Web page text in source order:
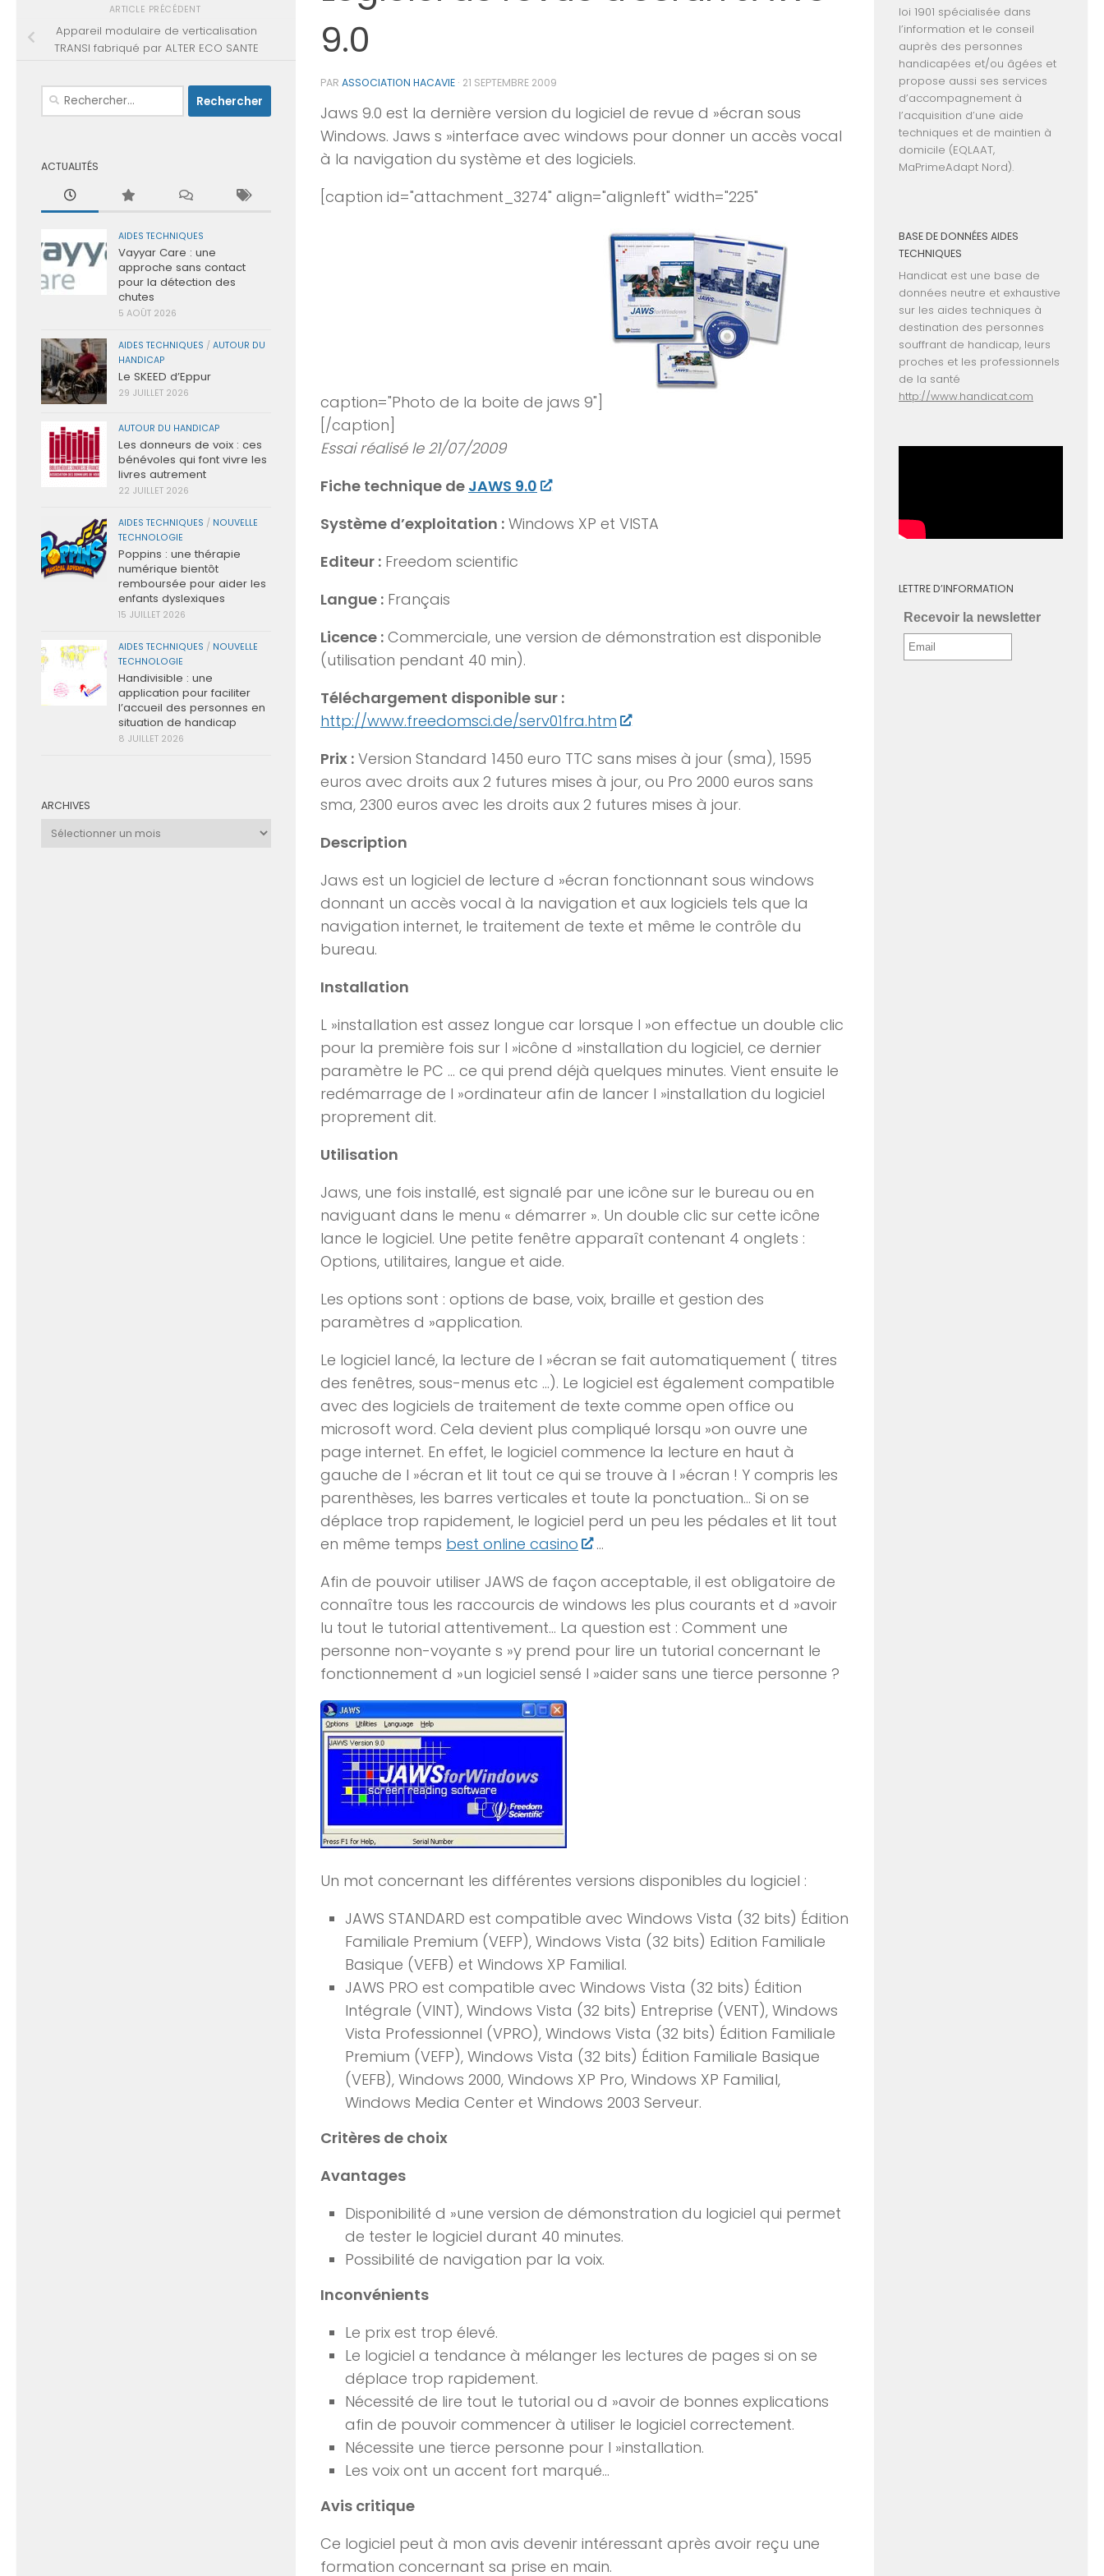
9.0
PAR ASSOCIATION HACAVIE · 21 SEPTEMBRE 2009
Jaws 9.0 est la dernière version du logiciel de revue d »écran sous
Windows. Jaws s »interface avec windows pour donner un accès vocal
à la navigation du système et des logiciels.
[caption id="attachment_3274" align="alignleft" width="225"
caption="Photo de la boite de jaws 9"]
[/caption]
Essai réalisé le 21/07/2009
Fiche technique de JAWS 9.0
Système d’exploitation : Windows XP et VISTA
Editeur : Freedom scientific
Langue : Français
Licence : Commerciale, une version de démonstration est disponible
(utilisation pendant 40 min).
Téléchargement disponible sur :
http://www.freedomsci.de/serv01fra.htm
Prix : Version Standard 1450 euro TTC sans mises à jour (sma), 1595
euros avec droits aux 2 futures mises à jour, ou Pro 2000 euros sans
sma, 2300 euros avec les droits aux 2 futures mises à jour.
Description
Jaws est un logiciel de lecture d »écran fonctionnant sous windows
donnant un accès vocal à la navigation et aux logiciels tels que la
navigation internet, le traitement de texte et même le contrôle du
bureau.
Installation
L »installation est assez longue car lorsque l »on effectue un double clic
pour la première fois sur l »icône d »installation du logiciel, ce dernier
paramètre le PC … ce qui prend déjà quelques minutes. Vient ensuite le
redémarrage de l »ordinateur afin de lancer l »installation du logiciel
proprement dit.
Utilisation
Jaws, une fois installé, est signalé par une icône sur le bureau ou en
naviguant dans le menu « démarrer ». Un double clic sur cette icône
lance le logiciel. Une petite fenêtre apparaît contenant 4 onglets :
Options, utilitaires, langue et aide.
Les options sont : options de base, voix, braille et gestion des
paramètres d »application.
Le logiciel lancé, la lecture de l »écran se fait automatiquement ( titres
des fenêtres, sous-menus etc …). Le logiciel est également compatible
avec des logiciels de traitement de texte comme open office ou
microsoft word. Cela devient plus compliqué lorsqu »on ouvre une
page internet. En effet, le logiciel commence la lecture en haut à
gauche de l »écran et lit tout ce qui se trouve à l »écran ! Y compris les
parenthèses, les barres verticales et toute la ponctuation… Si on se
déplace trop rapidement, le logiciel perd un peu les pédales et lit tout
en même temps best online casino
…
Afin de pouvoir utiliser JAWS de façon acceptable, il est obligatoire de
connaître tous les raccourcis de windows les plus courants et d »avoir
lu tout le tutorial attentivement… La question est : Comment une
personne non-voyante s »y prend pour lire un tutorial concernant le
fonctionnement d »un logiciel sensé l »aider sans une tierce personne ?
Un mot concernant les différentes versions disponibles du logiciel :
JAWS STANDARD est compatible avec Windows Vista (32 bits) Édition
Familiale Premium (VEFP), Windows Vista (32 bits) Edition Familiale
Basique (VEFB) et Windows XP Familial.
JAWS PRO est compatible avec Windows Vista (32 bits) Édition
Intégrale (VINT), Windows Vista (32 bits) Entreprise (VENT), Windows
Vista Professionnel (VPRO), Windows Vista (32 bits) Édition Familiale
Premium (VEFP), Windows Vista (32 bits) Édition Familiale Basique
(VEFB), Windows 2000, Windows XP Pro, Windows XP Familial,
Windows Media Center et Windows 2003 Serveur.
Critères de choix
Avantages
Disponibilité d »une version de démonstration du logiciel qui permet
de tester le logiciel durant 40 minutes.
Possibilité de navigation par la voix.
Inconvénients
Le prix est trop élevé.
Le logiciel a tendance à mélanger les lectures de pages si on se
déplace trop rapidement.
Nécessité de lire tout le tutorial ou d »avoir de bonnes explications
afin de pouvoir commencer à utiliser le logiciel correctement.
Nécessite une tierce personne pour l »installation.
Les voix ont un accent fort marqué…
Avis critique
Ce logiciel peut à mon avis devenir intéressant après avoir reçu une
formation concernant sa prise en main.
ARTICLE PRÉCÉDENT
Appareil modulaire de verticalisation
TRANSI fabriqué par ALTER ECO SANTE
Rechercher :
ACTUALITÉS
AIDES TECHNIQUES
Vayyar Care : une
approche sans contact
pour la détection des
chutes
5 AOÛT 2026
AIDES TECHNIQUES / AUTOUR DU
HANDICAP
Le SKEED d’Eppur
29 JUILLET 2026
AUTOUR DU HANDICAP
Les donneurs de voix : ces
bénévoles qui font vivre les
livres autrement
22 JUILLET 2026
AIDES TECHNIQUES / NOUVELLE
TECHNOLOGIE
Poppins : une thérapie
numérique bientôt
remboursée pour aider les
enfants dyslexiques
15 JUILLET 2026
AIDES TECHNIQUES / NOUVELLE
TECHNOLOGIE
Handivisible : une
application pour faciliter
l’accueil des personnes en
situation de handicap
8 JUILLET 2026
ARCHIVES
Archives
loi 1901 spécialisée dans
l’information et le conseil
auprès des personnes
handicapées et/ou âgées et
propose aussi ses services
d’accompagnement à
l’acquisition d’une aide
techniques et de maintien à
domicile (EQLAAT,
MaPrimeAdapt Nord).
BASE DE DONNÉES AIDES
TECHNIQUES
Handicat est une base de
données neutre et exhaustive
sur les aides techniques à
destination des personnes
souffrant de handicap, leurs
proches et les professionnels
de la santé
http://www.handicat.com
LETTRE D’INFORMATION
Recevoir la newsletter